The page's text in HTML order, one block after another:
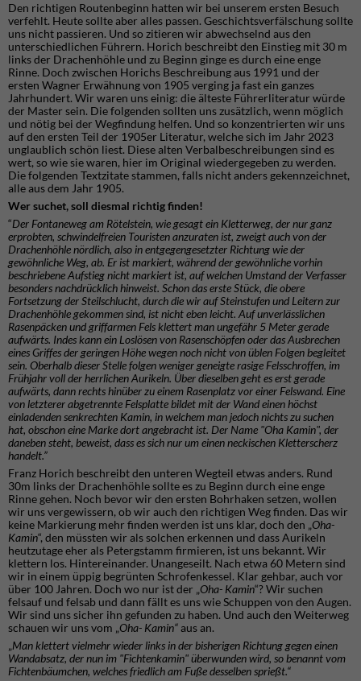
Den richtigen Routenbeginn hatten wir bei unserem ersten Besuch
verfehlt. Heute sollte aber alles passen. Geschichtsverfälschung sollte
uns nicht passieren. Und so zitieren wir abwechselnd aus den
unterschiedlichen Führern. Horich beschreibt den Einstieg mit 30 m
links der Drachenhöhle und zu Beginn ginge es durch eine enge
Rinne. Doch zwischen Horichs Beschreibung aus 1991 und der
ersten Wagner Erwähnung von 1905 verging ja fast ein ganzes
Jahrhundert. Wir waren uns einig: die älteste Führerliteratur würde
der Master sein. Die folgenden sollten uns zusätzlich, wenn möglich
und nötig bei der Wegfindung helfen. Und so konzentrierten wir uns
auf den ersten Teil der 1905er Literatur, welche sich im Jahr 2023
unglaublich schön liest. Diese alten Verbalbeschreibungen sind es
wert, so wie sie waren, hier im Original wiedergegeben zu werden.
Die folgenden Textzitate stammen, falls nicht anders gekennzeichnet,
alle aus dem Jahr 1905.
Wer suchet, soll diesmal richtig finden!
“Der Fontaneweg am Rötelstein, wie gesagt ein Kletterweg, der nur ganz
erprobten, schwindelfreien Touristen anzuraten ist, zweigt auch von der
Drachenhöhle nördlich, also in entgegengesetzter Richtung wie der
gewöhnliche Weg, ab. Er ist markiert, während der gewöhnliche vorhin
beschriebene Aufstieg nicht markiert ist, auf welchen Umstand der Verfasser
besonders nachdrücklich hinweist. Schon das erste Stück, die obere
Fortsetzung der Steilschlucht, durch die wir auf Steinstufen und Leitern zur
Drachenhöhle gekommen sind, ist nicht eben leicht. Auf unverlässlichen
Rasenpäcken und griffarmen Fels klettert man ungefähr 5 Meter gerade
aufwärts. Indes kann ein Loslösen von Rasenschöpfen oder das Ausbrechen
eines Griffes der geringen Höhe wegen noch nicht von üblen Folgen begleitet
sein. Oberhalb dieser Stelle folgen weniger geneigte rasige Felsschroffen, im
Frühjahr voll der herrlichen Aurikeln. Über dieselben geht es erst gerade
aufwärts, dann rechts hinüber zu einem Rasenplatz vor einer Felswand. Eine
von letzterer abgetrennte Felsplatte bildet mit der Wand einen höchst
einladenden senkrechten Kamin, in welchem man jedoch nichts zu suchen
hat, obschon eine Marke dort angebracht ist. Der Name "Oha Kamin", der
daneben steht, beweist, dass es sich nur um einen neckischen Kletterscherz
handelt.”
Franz Horich beschreibt den unteren Wegteil etwas anders. Rund
30m links der Drachenhöhle sollte es zu Beginn durch eine enge
Rinne gehen. Noch bevor wir den ersten Bohrhaken setzen, wollen
wir uns vergewissern, ob wir auch den richtigen Weg finden. Das wir
keine Markierung mehr finden werden ist uns klar, doch den „Oha-
Kamin“, den müssten wir als solchen erkennen und dass Aurikeln
heutzutage eher als Petergstamm firmieren, ist uns bekannt. Wir
klettern los. Hintereinander. Unangeseilt. Nach etwa 60 Metern sind
wir in einem üppig begrünten Schrofenkessel. Klar gehbar, auch vor
über 100 Jahren. Doch wo nur ist der „Oha- Kamin“? Wir suchen
felsauf und felsab und dann fällt es uns wie Schuppen von den Augen.
Wir sind uns sicher ihn gefunden zu haben. Und auch den Weiterweg
schauen wir uns vom „Oha- Kamin“aus an.
„Man klettert vielmehr wieder links in der bisherigen Richtung gegen einen
Wandabsatz, der nun im "Fichtenkamin" überwunden wird, so benannt vom
Fichtenbäumchen, welches friedlich am Fuße desselben sprießt.“